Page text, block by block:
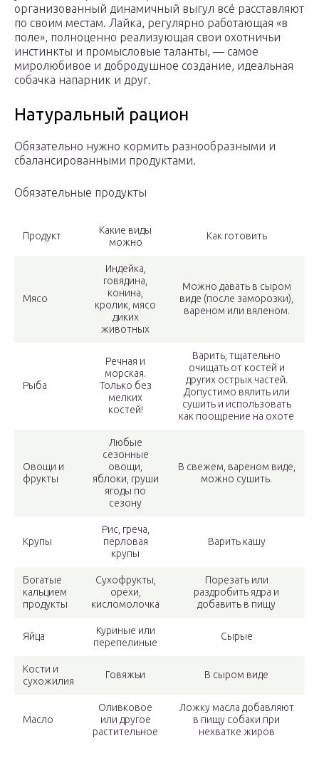
организованный динамичный выгул всё расставляют
по своим местам. Лайка, регулярно работающая «в
поле», полноценно реализующая свои охотничьи
инстинкты и промысловые таланты, — самое
миролюбивое и добродушное создание, идеальная
собачка напарник и друг.
Натуральный рацион
Обязательно нужно кормить разнообразными и
сбалансированными продуктами.
Обязательные продукты
Продукт
Какие виды
можно
Как готовить
Мясо
Индейка,
говядина,
конина,
кролик, мясо
диких
животных
Можно давать в сыром
виде (после заморозки),
вареном или вяленом.
Рыба
Речная и
морская.
Только без
мелких
костей!
Варить, тщательно
очищать от костей и
других острых частей.
Допустимо вялить или
сушить и использовать
как поощрение на охоте
Овощи и
фрукты
Любые
сезонные
овощи,
яблоки, груши
ягоды по
сезону
В свежем, вареном виде,
можно сушить.
Крупы
Рис, греча,
перловая
крупы
Варить кашу
Богатые
кальцием
продукты
Сухофрукты,
орехи,
кисломолочка
Порезать или
раздробить ядра и
добавить в пищу
Яйца
Куриные или
перепелиные
Сырые
Кости и
сухожилия
Говяжьи В сыром виде
Масло
Оливковое
или другое
растительное
Ложку масла добавляют
в пищу собаки при
нехватке жиров